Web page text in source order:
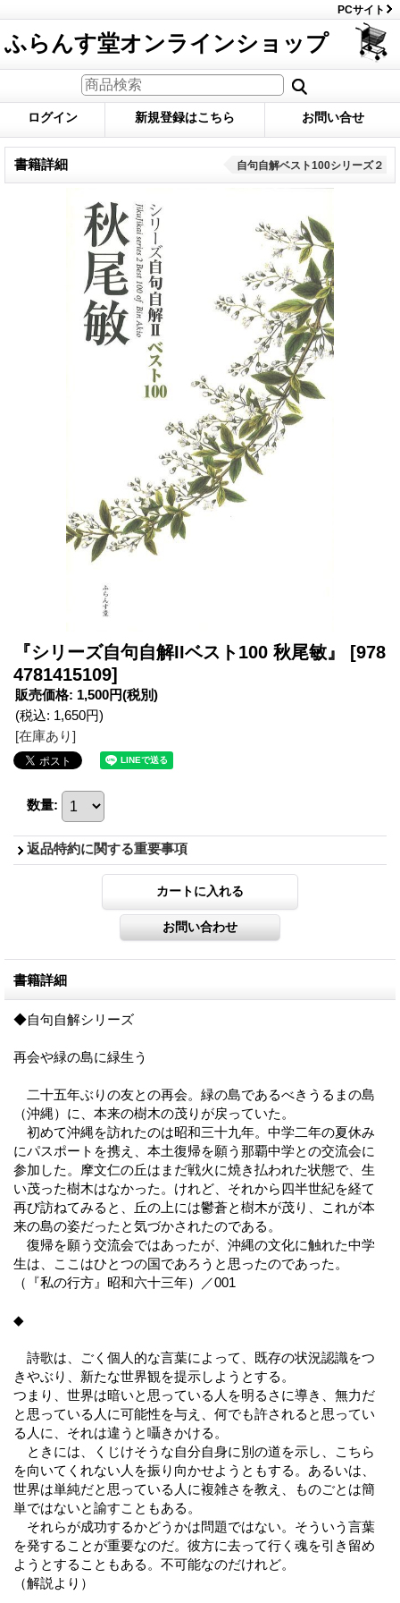
PCサイト
ふらんす堂オンラインショップ
ログイン 新規登録はこちら お問い合せ
書籍詳細 自句自解ベスト100シリーズ２
『シリーズ自句自解IIベスト100 秋尾敏』
[978
4781415109]
販売価格: 1,500円(税別)
(税込: 1,650円)
[在庫あり]
数量:
返品特約に関する重要事項
書籍詳細
◆自句自解シリーズ
再会や緑の島に緑生う
二十五年ぶりの友との再会。緑の島であるべきうるまの島
（沖縄）に、本来の樹木の茂りが戻っていた。
初めて沖縄を訪れたのは昭和三十九年。中学二年の夏休み
にパスポートを携え、本土復帰を願う那覇中学との交流会に
参加した。摩文仁の丘はまだ戦火に焼き払われた状態で、生
い茂った樹木はなかった。けれど、それから四半世紀を経て
再び訪ねてみると、丘の上には鬱蒼と樹木が茂り、これが本
来の島の姿だったと気づかされたのである。
復帰を願う交流会ではあったが、沖縄の文化に触れた中学
生は、ここはひとつの国であろうと思ったのであった。
（『私の行方』昭和六十三年）／001
◆
詩歌は、ごく個人的な言葉によって、既存の状況認識をつ
きやぶり、新たな世界観を提示しようとする。
つまり、世界は暗いと思っている人を明るさに導き、無力だ
と思っている人に可能性を与え、何でも許されると思ってい
る人に、それは違うと囁きかける。
ときには、くじけそうな自分自身に別の道を示し、こちら
を向いてくれない人を振り向かせようともする。あるいは、
世界は単純だと思っている人に複雑さを教え、ものごとは簡
単ではないと諭すこともある。
それらが成功するかどうかは問題ではない。そういう言葉
を発することが重要なのだ。彼方に去って行く魂を引き留め
ようとすることもある。不可能なのだけれど。
（解説より）